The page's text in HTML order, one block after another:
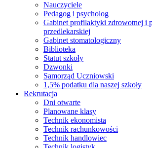
Nauczyciele
Pedagog i psycholog
Gabinet profilaktyki zdrowotnej i
przedlekarskiej
Gabinet stomatologiczny
Biblioteka
Statut szkoły
Dzwonki
Samorząd Uczniowski
1,5% podatku dla naszej szkoły
Rekrutacja
Dni otwarte
Planowane klasy
Technik ekonomista
Technik rachunkowości
Technik handlowiec